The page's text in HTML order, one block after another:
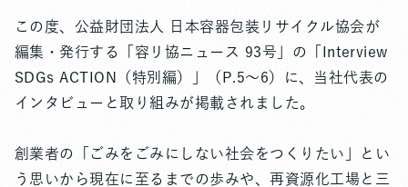
この度、公益財団法人 日本容器包装リサイクル協会が
編集・発行する「容リ協ニュース 93号」の「Interview
SDGs ACTION（特別編）」（P.5～6）に、当社代表の
インタビューと取り組みが掲載されました。
創業者の「ごみをごみにしない社会をつくりたい」とい
う思いから現在に至るまでの歩みや、再資源化工場と三